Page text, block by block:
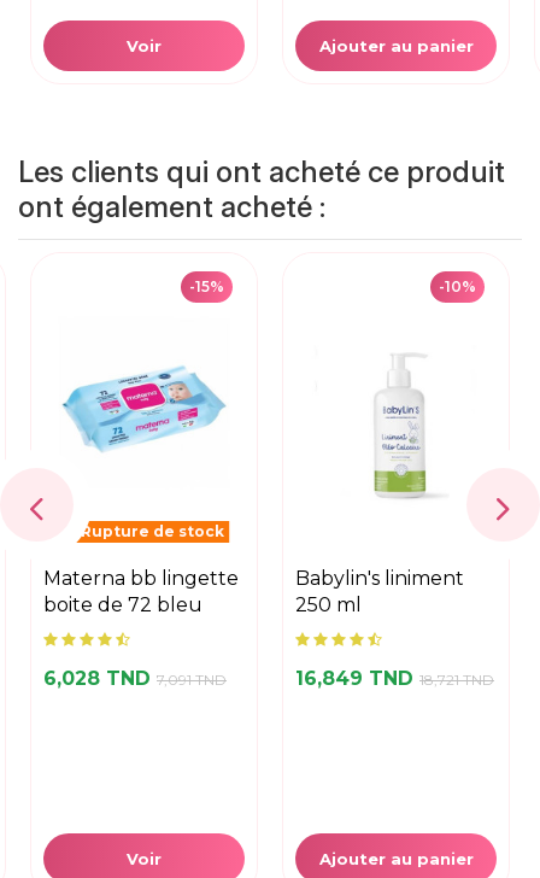
Voir Ajouter au panier
Les clients qui ont acheté ce produit
ont également acheté :
-15%
Rupture de stock
materna bb lingette
boite de 72 bleu
6,028 TND 7,091 TND
Voir
-10%
babylin's liniment
250 ml
16,849 TND 18,721 TND
Ajouter au panier